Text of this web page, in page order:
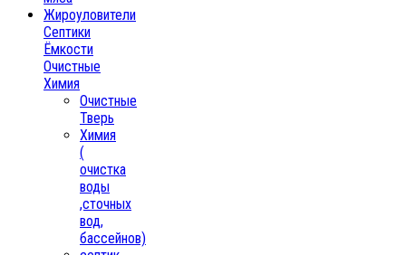
Жироуловители
Септики
Ёмкости
Очистные
Химия
Очистные
Тверь
Химия
(
очистка
воды
,сточных
вод,
бассейнов)